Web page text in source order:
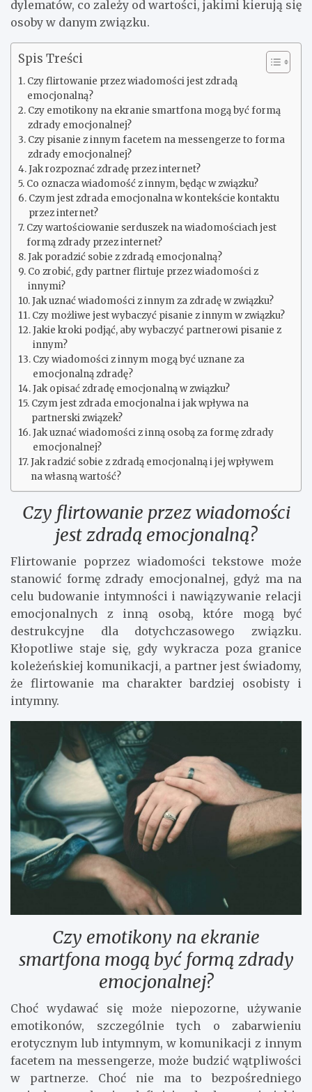
dylematów, co zależy od wartości, jakimi kierują się
osoby w danym związku.
Spis Treści
Czy flirtowanie przez wiadomości jest zdradą
emocjonalną?
Czy emotikony na ekranie smartfona mogą być formą
zdrady emocjonalnej?
Czy pisanie z innym facetem na messengerze to forma
zdrady emocjonalnej?
Jak rozpoznać zdradę przez internet?
Co oznacza wiadomość z innym, będąc w związku?
Czym jest zdrada emocjonalna w kontekście kontaktu
przez internet?
Czy wartościowanie serduszek na wiadomościach jest
formą zdrady przez internet?
Jak poradzić sobie z zdradą emocjonalną?
Co zrobić, gdy partner flirtuje przez wiadomości z
innymi?
Jak uznać wiadomości z innym za zdradę w związku?
Czy możliwe jest wybaczyć pisanie z innym w związku?
Jakie kroki podjąć, aby wybaczyć partnerowi pisanie z
innym?
Czy wiadomości z innym mogą być uznane za
emocjonalną zdradę?
Jak opisać zdradę emocjonalną w związku?
Czym jest zdrada emocjonalna i jak wpływa na
partnerski związek?
Jak uznać wiadomości z inną osobą za formę zdrady
emocjonalnej?
Jak radzić sobie z zdradą emocjonalną i jej wpływem
na własną wartość?
Czy flirtowanie przez wiadomości
jest zdradą emocjonalną?
Flirtowanie poprzez wiadomości tekstowe może
stanowić formę zdrady emocjonalnej, gdyż ma na
celu budowanie intymności i nawiązywanie relacji
emocjonalnych z inną osobą, które mogą być
destrukcyjne dla dotychczasowego związku.
Kłopotliwe staje się, gdy wykracza poza granice
koleżeńskiej komunikacji, a partner jest świadomy,
że flirtowanie ma charakter bardziej osobisty i
intymny.
Czy emotikony na ekranie
smartfona mogą być formą zdrady
emocjonalnej?
Choć wydawać się może niepozorne, używanie
emotikonów, szczególnie tych o zabarwieniu
erotycznym lub intymnym, w komunikacji z innym
facetem na messengerze, może budzić wątpliwości
w partnerze. Choć nie ma to bezpośredniego